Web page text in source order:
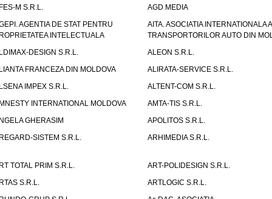
M S.R.L.
AGD MEDIA
AGENTIA DE STAT PENTRU
INTELECTUALA
AITA. ASOCIATIA INTERNATIONALA A
TRANSPORTORILOR AUTO DIN
DESIGN S.R.L.
ALEON S.R.L.
FRANCEZA DIN MOLDOVA
ALIRATA-SERVICE S.R.L.
IMPEX S.R.L.
ALTENT-COM S.R.L.
INTERNATIONAL MOLDOVA
AMTA-TIS S.R.L.
GHERASIM
APOLITOS S.R.L.
SISTEM S.R.L.
ARHIMEDIA S.R.L.
TOTAL PRIM S.R.L.
ART-POLIDESIGN S.R.L.
S.R.L.
ARTLOGIC S.R.L.